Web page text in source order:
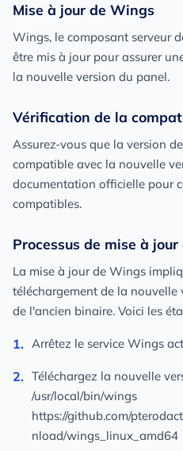
Mise à jour de Wings
Wings, le composant serveur
être mis à jour pour assurer
la nouvelle version du panel.
Vérification de la
Assurez-vous que la version
compatible avec la nouvelle
documentation officielle pour
compatibles.
Processus de mise à
La mise à jour de Wings
téléchargement de la nouvelle
de l'ancien binaire. Voici les
Arrêtez le service Wings
Téléchargez la nouvelle
/usr/local/bin/wings
https://github.com/
nload/wings_linux_amd64